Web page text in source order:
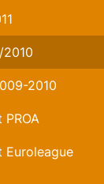
2010
2010
PROA
Euroleague